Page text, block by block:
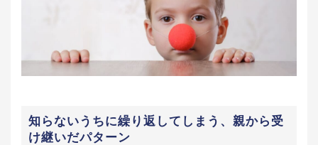
知らないうちに繰り返してしまう、親から受
け継いだパターン